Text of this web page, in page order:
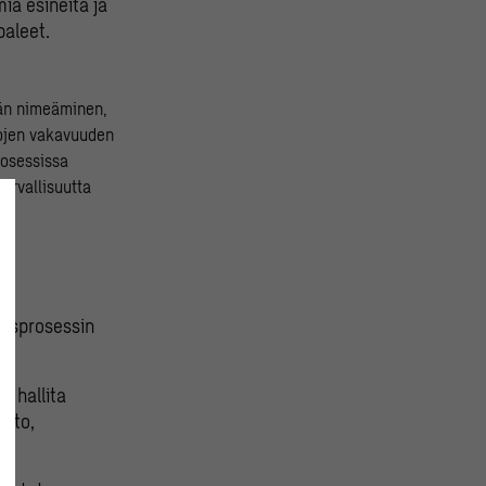
nimeäminen,
vakavuuden
hallita